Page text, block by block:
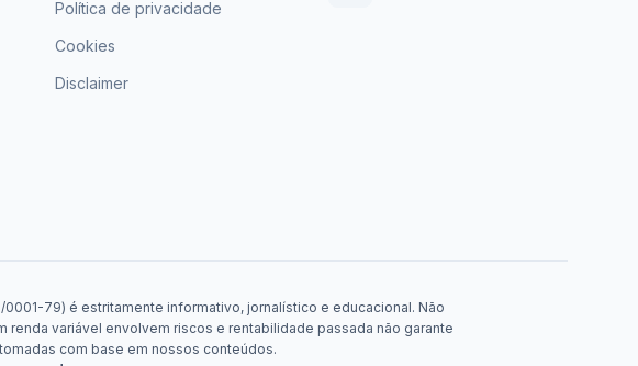
Política de privacidade
Cookies
Disclaimer
79) é estritamente informativo, jornalístico e educacional. Não
variável envolvem riscos e rentabilidade passada não garante
com base em nossos conteúdos.